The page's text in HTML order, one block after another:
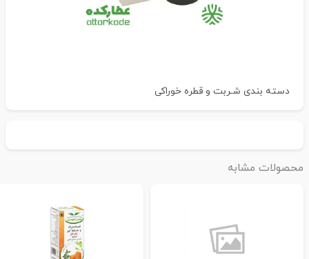
دسته بندیشـربت و قطره خوراکی
مشابه